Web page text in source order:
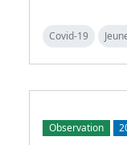
Covid-19
Observation